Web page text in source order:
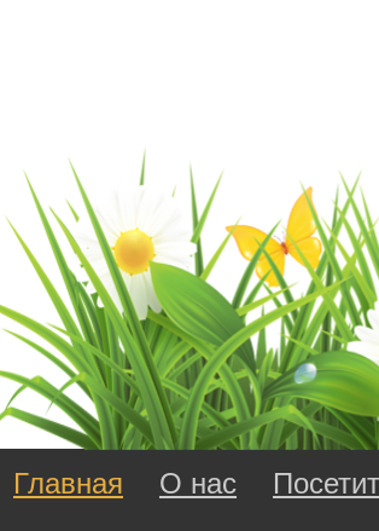
Главная О нас